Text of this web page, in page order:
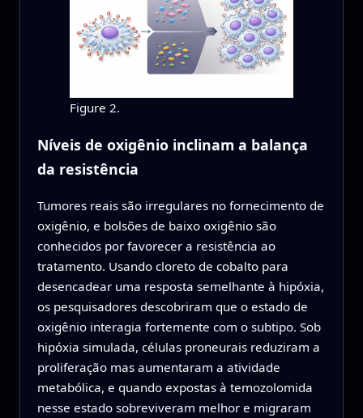
Figure 2.
Níveis de oxigênio inclinam a balança
da resistência
Tumores reais são irregulares no fornecimento de
oxigênio, e bolsões de baixo oxigênio são
conhecidos por favorecer a resistência ao
tratamento. Usando cloreto de cobalto para
desencadear uma resposta semelhante à hipóxia,
os pesquisadores descobriram que o estado de
oxigênio interagia fortemente com o subtipo. Sob
hipóxia simulada, células proneurais reduziram a
proliferação mas aumentaram a atividade
metabólica, e quando expostas à temozolomida
nesse estado sobreviveram melhor e migraram